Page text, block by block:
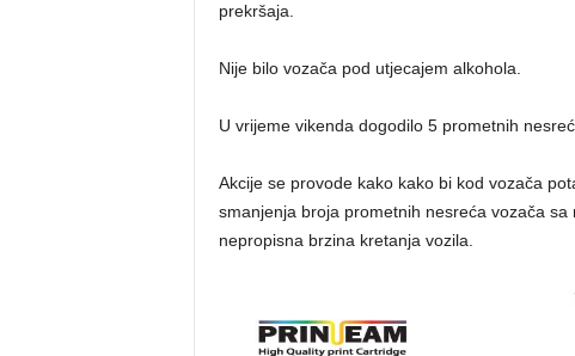
prekršaja.
Nije bilo vozača pod utjecajem alkohola.
U vrijeme vikenda dogodilo 5 prometnih
Akcije se provode kako kako bi kod vozača
smanjenja broja prometnih nesreća vozača
nepropisna brzina kretanja vozila.